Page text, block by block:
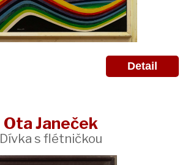
Detail
Ota Janeček
Dívka s flétničkou